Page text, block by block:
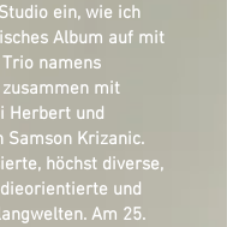
ein, wie ich
Album auf mit
namens
mit
Herbert und
Samson Krizanic.
höchst diverse,
und
Am 25.